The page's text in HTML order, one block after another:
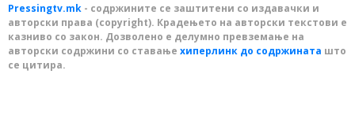
Pressingtv.mk - содржините се заштитени со издавачки и
авторски права (copyright). Крадењето на авторски текстови е
казниво со закон. Дозволено е делумно превземање на
авторски содржини со ставање хиперлинк до содржината што
се цитира.